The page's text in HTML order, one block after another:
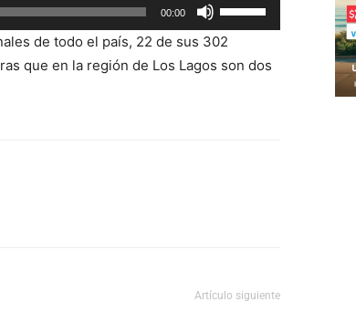
el
volumen.
arriba/abajo
para
aumentar
00:00
las
teclas
de
de todo el país, 22 de sus 302
que en la región de Los Lagos son dos
Artículo siguiente